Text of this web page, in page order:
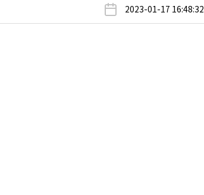
2023-01-17 16:48:32